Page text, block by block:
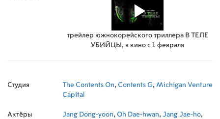
трейлер южнокорейского триллера В ТЕЛЕ
УБИЙЦЫ, в кино с 1 февраля
Студия The Contents On, Contents G, Michigan Venture
Capital
Актёры Jang Dong-yoon, Oh Dae-hwan, Jang Jae-ho,